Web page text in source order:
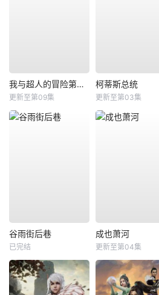
我与超人的冒险第三季
更新至第09集
柯蒂斯总统
更新至第03集
谷雨街后巷
已完结
成也萧河
更新至第04集